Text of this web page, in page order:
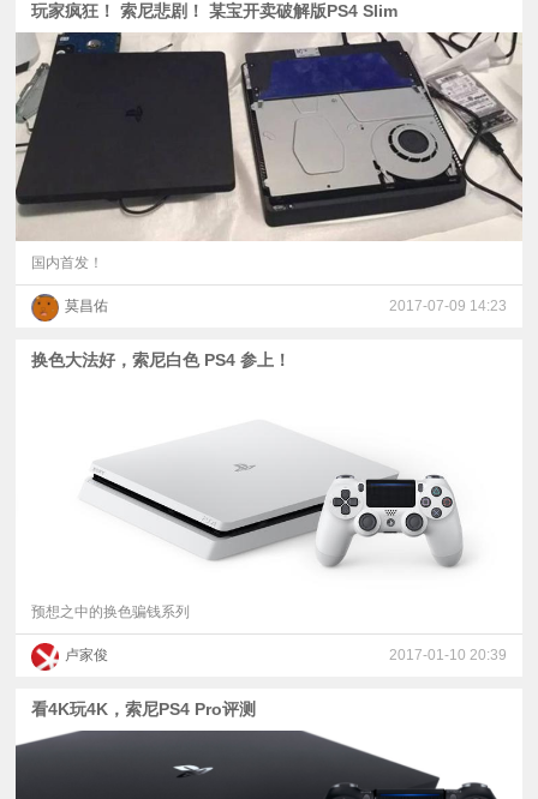
玩家疯狂！ 索尼悲剧！ 某宝开卖破解版PS4 Slim
国内首发！
莫昌佑 2017-07-09 14:23
换色大法好，索尼白色 PS4 参上！
预想之中的换色骗钱系列
卢家俊 2017-01-10 20:39
看4K玩4K，索尼PS4 Pro评测